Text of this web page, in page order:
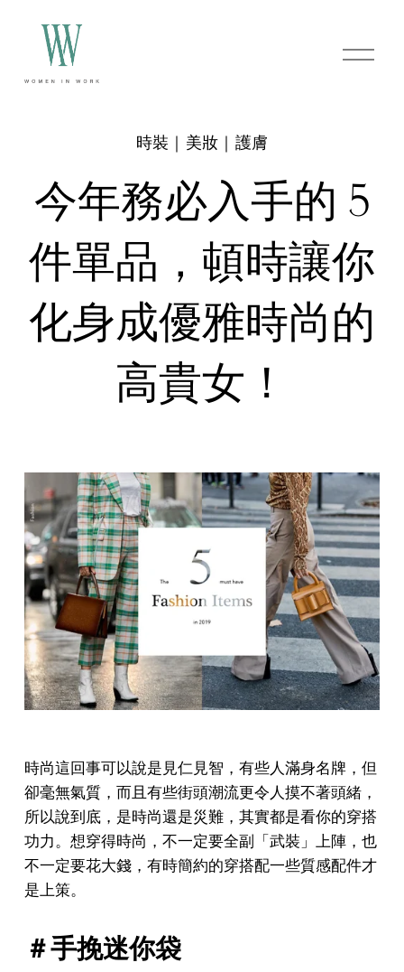
O
p
今年務必入手的 5
件單品，頓時讓你
化身成優雅時尚的
高貴女！
時裝｜美妝｜護膚
時尚這回事可以說是見仁見智，有些人滿身名牌，但
卻毫無氣質，而且有些街頭潮流更令人摸不著頭緒，
所以說到底，是時尚還是災難，其實都是看你的穿搭
功力。想穿得時尚，不一定要全副「武裝」上陣，也
不一定要花大錢，有時簡約的穿搭配一些質感配件才
是上策。
＃手挽迷你袋